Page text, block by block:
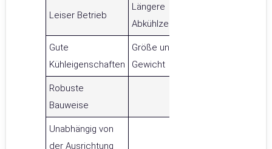
Leiser Betrieb
Längere
Abkühlzeit
Gute
Kühleigenschaften
Größe und
Gewicht
Robuste
Bauweise
Unabhängig von
der Ausrichtung